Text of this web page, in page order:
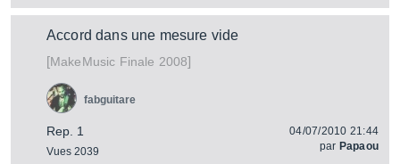
Accord dans une mesure vide
[MakeMusic Finale 2008]
Rep. 1
Vues 2039
fabguitare
04/07/2010 21:44
par Papaou